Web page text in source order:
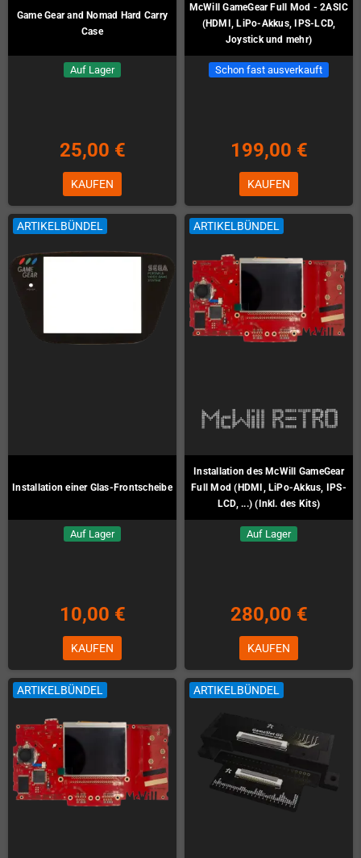
Game Gear and Nomad Hard Carry
Case
Auf Lager
25,00 €
KAUFEN
McWill GameGear Full Mod - 2ASIC
(HDMI, LiPo-Akkus, IPS-LCD,
Joystick und mehr)
Schon fast ausverkauft
199,00 €
KAUFEN
ARTIKELBÜNDEL
Installation einer Glas-Frontscheibe
Auf Lager
10,00 €
KAUFEN
ARTIKELBÜNDEL
Installation des McWill GameGear
Full Mod (HDMI, LiPo-Akkus, IPS-
LCD, ...) (Inkl. des Kits)
Auf Lager
280,00 €
KAUFEN
ARTIKELBÜNDEL ARTIKELBÜNDEL